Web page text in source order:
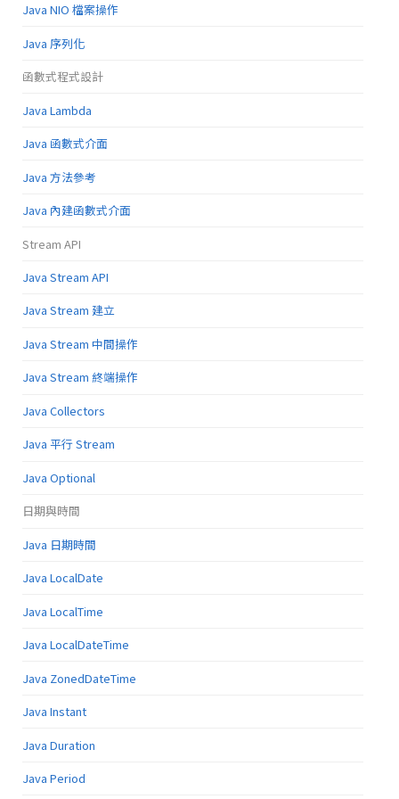
Java NIO 檔案操作
Java 序列化
函數式程式設計
Java Lambda
Java 函數式介面
Java 方法參考
Java 內建函數式介面
Stream API
Java Stream API
Java Stream 建立
Java Stream 中間操作
Java Stream 終端操作
Java Collectors
Java 平行 Stream
Java Optional
日期與時間
Java 日期時間
Java LocalDate
Java LocalTime
Java LocalDateTime
Java ZonedDateTime
Java Instant
Java Duration
Java Period